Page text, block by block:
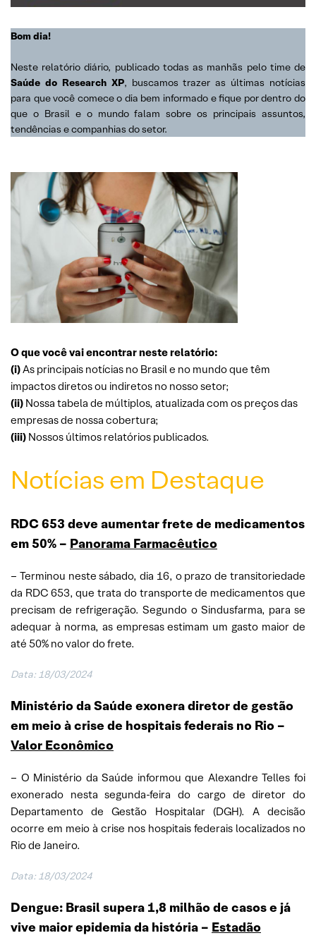
Bom dia!
Neste relatório diário, publicado todas as manhãs pelo time de
Saúde do Research XP, buscamos trazer as últimas notícias
para que você comece o dia bem informado e fique por dentro do
que o Brasil e o mundo falam sobre os principais assuntos,
tendências e companhias do setor.
O que você vai encontrar neste relatório:
(i)As principais notícias no Brasil e no mundo que têm
impactos diretos ou indiretos no nosso setor;
(ii) Nossa tabela de múltiplos, atualizada com os preços das
empresas de nossa cobertura;
(iii) Nossos últimos relatórios publicados.
Notícias em Destaque
RDC 653 deve aumentar frete de medicamentos
em 50% – Panorama Farmacêutico
– Terminou neste sábado, dia 16, o prazo de transitoriedade
da RDC 653, que trata do transporte de medicamentos que
precisam de refrigeração. Segundo o Sindusfarma, para se
adequar à norma, as empresas estimam um gasto maior de
até 50% no valor do frete.
Data: 18/03/2024
Ministério da Saúde exonera diretor de gestão
em meio à crise de hospitais federais no Rio –
Valor Econômico
– O Ministério da Saúde informou que Alexandre Telles foi
exonerado nesta segunda-feira do cargo de diretor do
Departamento de Gestão Hospitalar (DGH). A decisão
ocorre em meio à crise nos hospitais federais localizados no
Rio de Janeiro.
Data: 18/03/2024
Dengue: Brasil supera 1,8 milhão de casos e já
vive maior epidemia da história – Estadão